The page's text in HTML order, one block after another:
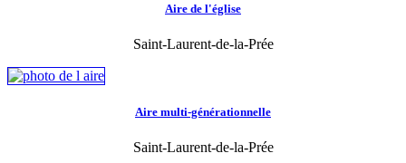
Aire de l'église
Saint-Laurent-de-la-Prée
Aire multi-générationnelle
Saint-Laurent-de-la-Prée